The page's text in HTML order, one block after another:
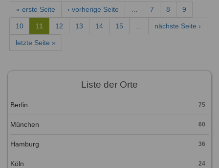
« erste Seite ‹ vorherige Seite 7 8 9
10 11 12 13 14 15 nächste Seite ›
letzte Seite »
Liste der Orte
Berlin 75
München 60
Hamburg 36
Köln 24